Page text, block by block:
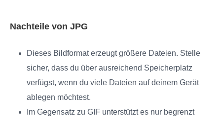
Nachteile von JPG
Dieses Bildformat erzeugt größere Dateien. Stelle
sicher, dass du über ausreichend Speicherplatz
verfügst, wenn du viele Dateien auf deinem Gerät
ablegen möchtest.
Im Gegensatz zu GIF unterstützt es nur begrenzt